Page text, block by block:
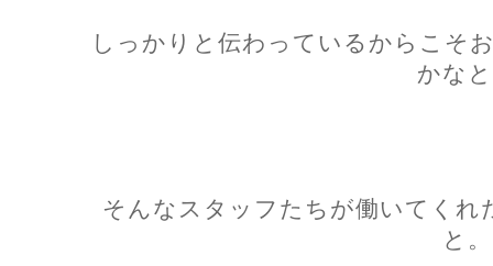
しっかりと伝わっているからこそ
かな
そんなスタッフたちが働いてく
と。